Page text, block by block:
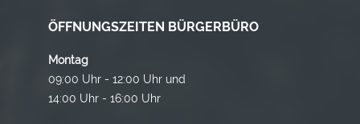
ÖFFNUNGSZEITEN BÜRGERBÜRO
Montag
09:00 Uhr - 12:00 Uhr und
14:00 Uhr - 16:00 Uhr